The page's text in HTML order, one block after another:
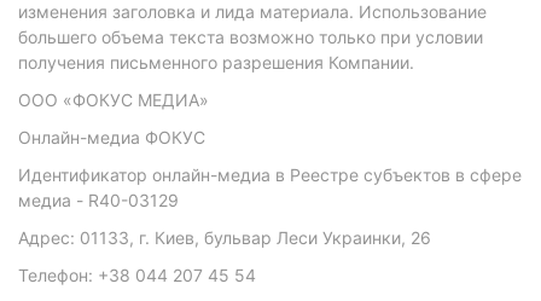
изменения заголовка и лида материала. Использование
большего объема текста возможно только при условии
получения письменного разрешения Компании.
ООО «ФОКУС МЕДИА»
Онлайн-медиа ФОКУС
Идентификатор онлайн-медиа в Реестре субъектов в сфере
медиа - R40-03129
Адрес: 01133, г. Киев, бульвар Леси Украинки, 26
Телефон: +38 044 207 45 54